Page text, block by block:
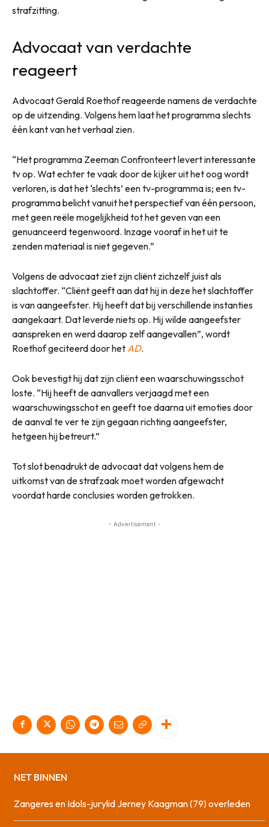
strafzitting.
Advocaat van verdachte
reageert
Advocaat Gerald Roethof reageerde namens de verdachte
op de uitzending. Volgens hem laat het programma slechts
één kant van het verhaal zien.
“Het programma Zeeman Confronteert levert interessante
tv op. Wat echter te vaak door de kijker uit het oog wordt
verloren, is dat het ‘slechts’ een tv-programma is; een tv-
programma belicht vanuit het perspectief van één persoon,
met geen reële mogelijkheid tot het geven van een
genuanceerd tegenwoord. Inzage vooraf in het uit te
zenden materiaal is niet gegeven.”
Volgens de advocaat ziet zijn cliënt zichzelf juist als
slachtoffer. “Cliënt geeft aan dat hij in deze het slachtoffer
is van aangeefster. Hij heeft dat bij verschillende instanties
aangekaart. Dat leverde niets op. Hij wilde aangeefster
aanspreken en werd daarop zelf aangevallen”, wordt
Roethof geciteerd door het AD.
Ook bevestigt hij dat zijn cliënt een waarschuwingsschot
loste. “Hij heeft de aanvallers verjaagd met een
waarschuwingsschot en geeft toe daarna uit emoties door
de aanval te ver te zijn gegaan richting aangeefster,
hetgeen hij betreurt.”
Tot slot benadrukt de advocaat dat volgens hem de
uitkomst van de strafzaak moet worden afgewacht
voordat harde conclusies worden getrokken.
- Advertisement -
NET BINNEN
Zangeres en Idols-jurylid Jerney Kaagman (79) overleden